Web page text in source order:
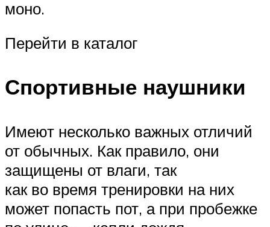
моно.
Перейти в каталог
Спортивные наушники
Имеют несколько важных отличий
от обычных. Как правило, они
защищены от влаги, так
как во время тренировки на них
может попасть пот, а при пробежке